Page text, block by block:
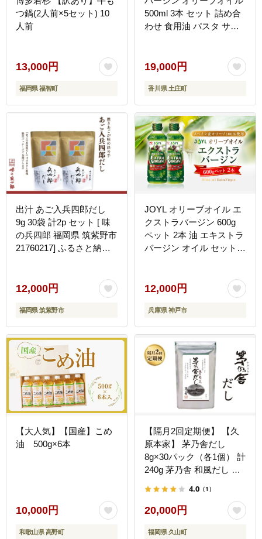
つ鍋(2人前×5セット) 10
人前
13,000円
福岡県 福智町
500ml 3本 セット 詰め合
わせ 食用油 パスタ サラ
お申込・生産状況によっ
ては発送までお日にちを
いただく場合がございま
すので、予めご了承くだ
さい。
19,000円
香川県 土庄町
出汁 あご入兵四郎だし
9g 30袋 計2p セット [ 味
の兵四郎 福岡県 筑紫野市
21760217] ふるさと納税
ク 出汁パック 粉末
12,000円
福岡県 筑紫野市
JOYL オリーブオイル エ
クストラバージン 600g
ペット 2本 油 エキストラ
バージン オイル セット
料理 人気 おすすめ
12,000円
兵庫県 神戸市
【大人気】【国産】こめ
油 500g×6本
10,000円
和歌山県 高野町
【隔月2回定期便】 【久
原本家】 茅乃舎だし
8g×30パック（各1個） 計
240g 茅乃舎 和風だし 出
4.0 （1）
20,000円
福岡県 久山町